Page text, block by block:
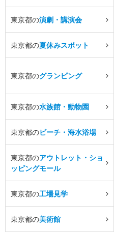
東京都の演劇・講演会
東京都の夏休みスポット
東京都のグランピング
東京都の水族館・動物園
東京都のビーチ・海水浴場
東京都のアウトレット・ショ
ッピングモール
東京都の工場見学
東京都の美術館